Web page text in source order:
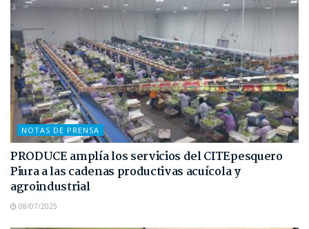
NOTAS DE PRENSA
PRODUCE amplía los servicios del CITEpesquero
Piura a las cadenas productivas acuícola y
agroindustrial
08/07/2025